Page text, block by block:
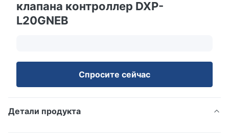
клапана контроллер DXP-
L20GNEB
Спросите сейчас
Детали продукта